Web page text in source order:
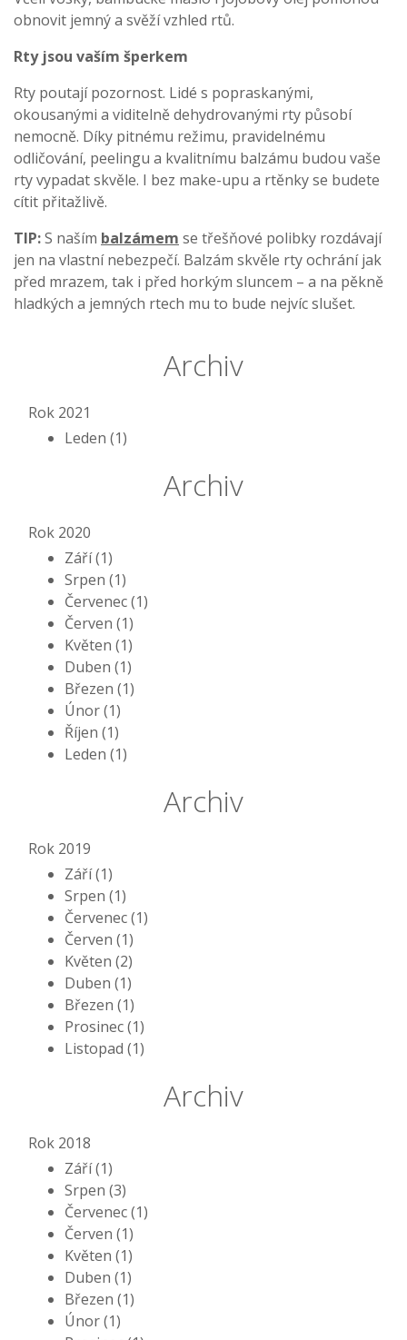
obnovit jemný a svěží vzhled rtů.
Rty jsou vaším šperkem
Rty poutají pozornost. Lidé s popraskanými,
okousanými a viditelně dehydrovanými rty působí
nemocně. Díky pitnému režimu, pravidelnému
odličování, peelingu a kvalitnímu balzámu budou vaše
rty vypadat skvěle. I bez make-upu a rtěnky se budete
cítit přitažlivě.
TIP:S naším balzámem se třešňové polibky rozdávají
jen na vlastní nebezpečí. Balzám skvěle rty ochrání jak
před mrazem, tak i před horkým sluncem – a na pěkně
hladkých a jemných rtech mu to bude nejvíc slušet.
Archiv
Rok 2021
Leden (1)
Archiv
Rok 2020
Září (1)
Srpen (1)
Červenec (1)
Červen (1)
Květen (1)
Duben (1)
Březen (1)
Únor (1)
Říjen (1)
Leden (1)
Archiv
Rok 2019
Září (1)
Srpen (1)
Červenec (1)
Červen (1)
Květen (2)
Duben (1)
Březen (1)
Prosinec (1)
Listopad (1)
Archiv
Rok 2018
Září (1)
Srpen (3)
Červenec (1)
Červen (1)
Květen (1)
Duben (1)
Březen (1)
Únor (1)